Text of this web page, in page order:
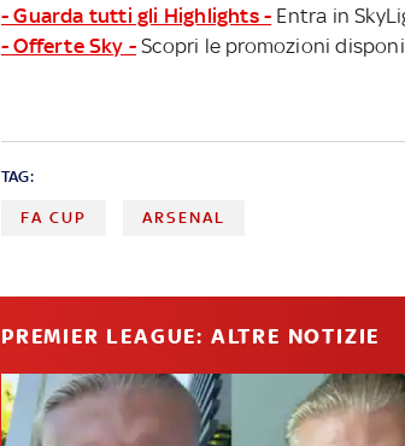
- Guarda tutti gli Highlights - Entra in
- Offerte Sky - Scopri le promozioni
TAG:
FA CUP ARSENAL
PREMIER LEAGUE: ALTRE NOTIZIE